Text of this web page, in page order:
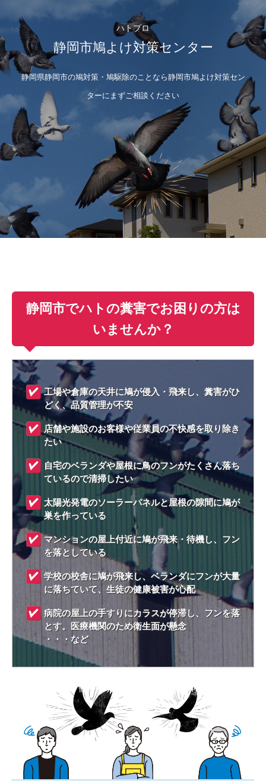
ハトプロ
静岡市鳩よけ対策センター
静岡県静岡市の鳩対策・鳩駆除のことなら静岡市鳩よけ対策セン
ターにまずご相談ください
静岡市でハトの糞害でお困りの方は
いませんか？
工場や倉庫の天井に鳩が侵入・飛来し、糞害がひ
どく、品質管理が不安
店舗や施設のお客様や従業員の不快感を取り除き
たい
自宅のベランダや屋根に鳥のフンがたくさん落ち
ているので清掃したい
太陽光発電のソーラーパネルと屋根の隙間に鳩が
巣を作っている
マンションの屋上付近に鳩が飛来・待機し、フン
を落としている
学校の校舎に鳩が飛来し、ベランダにフンが大量
に落ちていて、生徒の健康被害が心配
病院の屋上の手すりにカラスが停滞し、フンを落
とす。医療機関のため衛生面が懸念
・・・など